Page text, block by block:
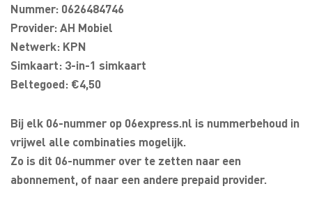
Nummer: 0626484746
Provider: AH Mobiel
Netwerk: KPN
Simkaart: 3-in-1 simkaart
Beltegoed: €4,50
Bij elk 06-nummer op 06express.nl is nummerbehoud in
vrijwel alle combinaties mogelijk.
Zo is dit 06-nummer over te zetten naar een
abonnement, of naar een andere prepaid provider.